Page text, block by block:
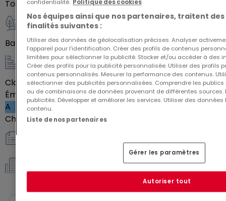
parents et familles, faite d'un logement
composant la résidence Topaze, votre lieu de vie
ou votre investissement immobilier.
Toilettes séparées1
Extérieur
Balcon26m²
Energie / Chauffage
Classe énergétiqueVide
Émission de gaz à effet de serre (GES)
A
Chauffage au gazOui
Copropriété *
confidentialité. Politique des cookies
Nos équipes ainsi que nos partenaires, traitent
finalités suivantes :
Utiliser des données de géolocalisation précises. Analyser
l’appareil pour l’identification. Créer des profils de contenus
limitées pour sélectionner la publicité. Stocker et/ou accéder à des
Créer des profils pour la publicité personnalisée. Utiliser des profils
contenus personnalisés. Mesurer la performance des contenus.
sélectionner des publicités personnalisées. Comprendre les
ou de combinaisons de données provenant de différentes sources.
publicités. Développer et améliorer les services. Utiliser des
contenu.
Liste de nos partenaires
Gérer les paramètres
Autoriser tout